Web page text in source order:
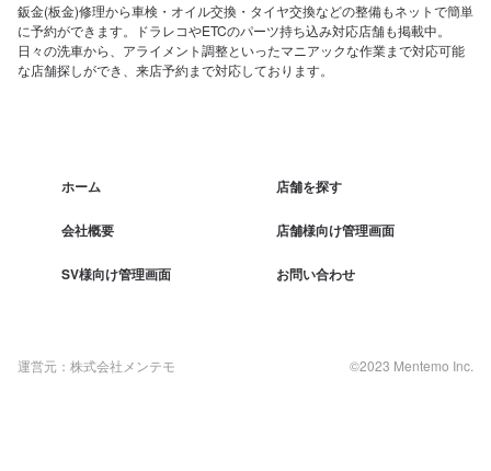
鈑金(板金)修理から車検・オイル交換・タイヤ交換などの整備もネットで簡単
に予約ができます。ドラレコやETCのパーツ持ち込み対応店舗も掲載中。
日々の洗車から、アライメント調整といったマニアックな作業まで対応可能
な店舗探しができ、来店予約まで対応しております。
ホーム 店舗を探す
会社概要 店舗様向け管理画面
SV様向け管理画面 お問い合わせ
運営元：株式会社メンテモ ©2023 Mentemo Inc.